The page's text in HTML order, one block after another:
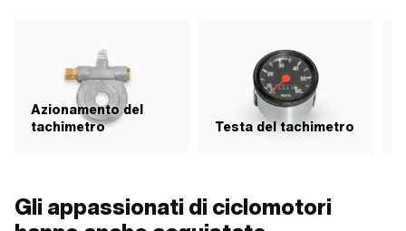
Azionamento del
tachimetro
Testa del tachimetro
Gli appassionati di ciclomotori